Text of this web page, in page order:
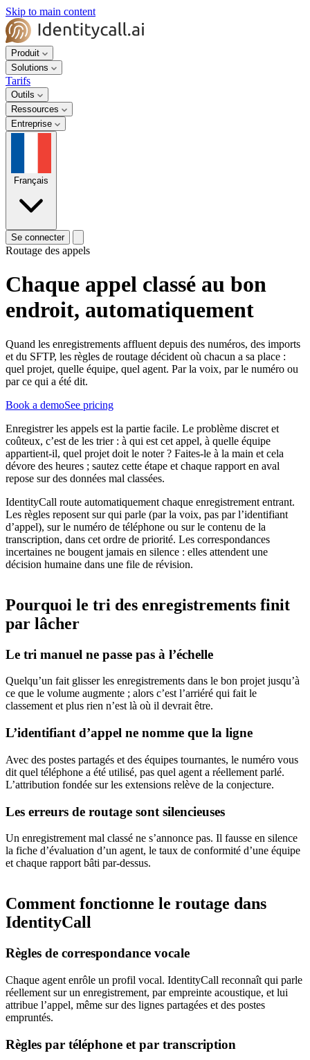
Skip to main content
Produit
Solutions
Tarifs
Outils
Ressources
Entreprise
Français
Se connecter
Routage des appels
Chaque appel classé au bon
endroit, automatiquement
Quand les enregistrements affluent depuis des numéros, des imports
et du SFTP, les règles de routage décident où chacun a sa place :
quel projet, quelle équipe, quel agent. Par la voix, par le numéro ou
par ce qui a été dit.
Book a demoSee pricing
Enregistrer les appels est la partie facile. Le problème discret et
coûteux, c’est de les trier : à qui est cet appel, à quelle équipe
appartient-il, quel projet doit le noter ? Faites-le à la main et cela
dévore des heures ; sautez cette étape et chaque rapport en aval
repose sur des données mal classées.
IdentityCall route automatiquement chaque enregistrement entrant.
Les règles reposent sur qui parle (par la voix, pas par l’identifiant
d’appel), sur le numéro de téléphone ou sur le contenu de la
transcription, dans cet ordre de priorité. Les correspondances
incertaines ne bougent jamais en silence : elles attendent une
décision humaine dans une file de révision.
Pourquoi le tri des enregistrements finit
par lâcher
Le tri manuel ne passe pas à l’échelle
Quelqu’un fait glisser les enregistrements dans le bon projet jusqu’à
ce que le volume augmente ; alors c’est l’arriéré qui fait le
classement et plus rien n’est là où il devrait être.
L’identifiant d’appel ne nomme que la ligne
Avec des postes partagés et des équipes tournantes, le numéro vous
dit quel téléphone a été utilisé, pas quel agent a réellement parlé.
L’attribution fondée sur les extensions relève de la conjecture.
Les erreurs de routage sont silencieuses
Un enregistrement mal classé ne s’annonce pas. Il fausse en silence
la fiche d’évaluation d’un agent, le taux de conformité d’une équipe
et chaque rapport bâti par-dessus.
Comment fonctionne le routage dans
IdentityCall
Règles de correspondance vocale
Chaque agent enrôle un profil vocal. IdentityCall reconnaît qui parle
réellement sur un enregistrement, par empreinte acoustique, et lui
attribue l’appel, même sur des lignes partagées et des postes
empruntés.
Règles par téléphone et par transcription